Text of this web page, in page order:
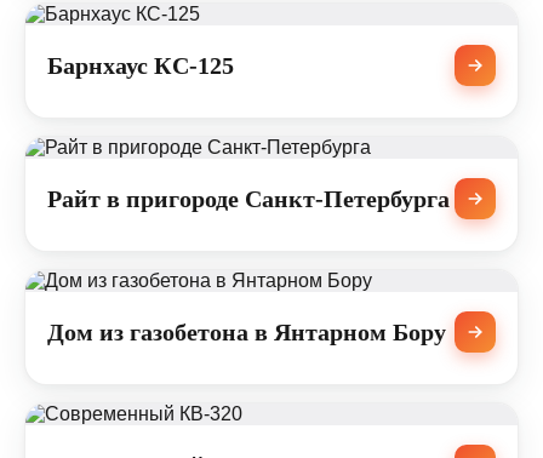
Барнхаус КС-125
Райт в пригороде Санкт-Петербурга
Дом из газобетона в Янтарном Бору